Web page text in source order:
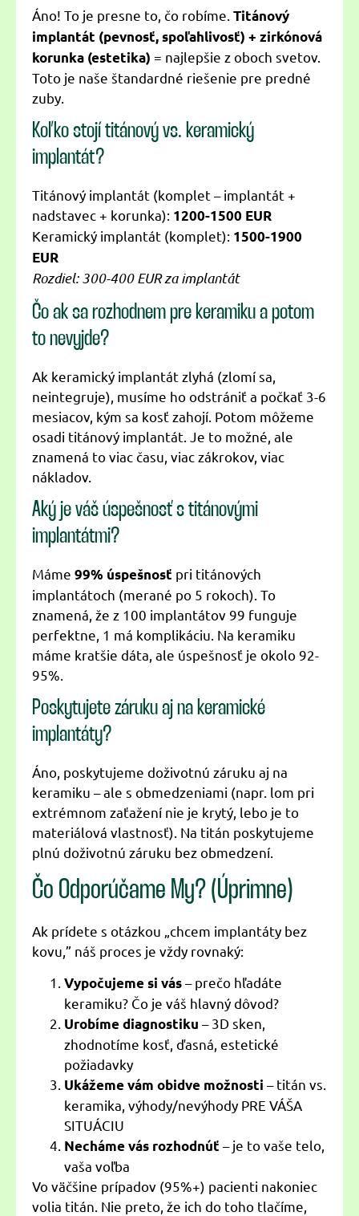
Áno! To je presne to, čo robíme. Titánový
implantát (pevnosť, spoľahlivosť) + zirkónová
korunka (estetika) = najlepšie z oboch svetov.
Toto je naše štandardné riešenie pre predné
zuby.
Koľko stojí titánový vs. keramický
implantát?
Titánový implantát (komplet – implantát +
nadstavec + korunka): 1200-1500 EUR
Keramický implantát (komplet): 1500-1900
EUR
Rozdiel: 300-400 EUR za implantát
Čo ak sa rozhodnem pre keramiku a potom
to nevyjde?
Ak keramický implantát zlyhá (zlomí sa,
neintegruje), musíme ho odstrániť a počkať 3-6
mesiacov, kým sa kosť zahojí. Potom môžeme
osadi titánový implantát. Je to možné, ale
znamená to viac času, viac zákrokov, viac
nákladov.
Aký je váš úspešnosť s titánovými
implantátmi?
Máme 99% úspešnosť pri titánových
implantátoch (merané po 5 rokoch). To
znamená, že z 100 implantátov 99 funguje
perfektne, 1 má komplikáciu. Na keramiku
máme kratšie dáta, ale úspešnosť je okolo 92-
95%.
Poskytujete záruku aj na keramické
implantáty?
Áno, poskytujeme doživotnú záruku aj na
keramiku – ale s obmedzeniami (napr. lom pri
extrémnom zaťažení nie je krytý, lebo je to
materiálová vlastnosť). Na titán poskytujeme
plnú doživotnú záruku bez obmedzení.
Čo Odporúčame My? (Úprimne)
Ak prídete s otázkou „chcem implantáty bez
kovu,” náš proces je vždy rovnaký:
Vypočujeme si vás– prečo hľadáte
keramiku? Čo je váš hlavný dôvod?
Urobíme diagnostiku – 3D sken,
zhodnotíme kosť, ďasná, estetické
požiadavky
Ukážeme vám obidve možnosti – titán vs.
keramika, výhody/nevýhody PRE VÁŠA
SITUÁCIU
Necháme vás rozhodnúť – je to vaše telo,
vaša voľba
Vo väčšine prípadov (95%+) pacienti nakoniec
volia titán. Nie preto, že ich do toho tlačíme,